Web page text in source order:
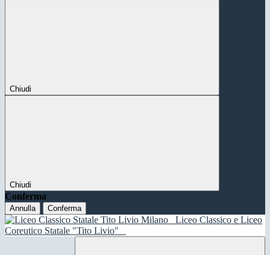
Chiudi
Chiudi
Conferma
Annulla Conferma
Liceo Classico e Liceo
Coreutico Statale "Tito Livio"